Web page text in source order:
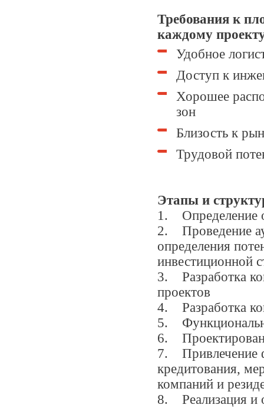
Требования к
каждому
Удобное
Доступ к
Хорошее
зон
Близость к
Трудовой
Этапы и
1. Определение
2. Проведение
определения
3. Разработка
проектов
4. Разработка
5.
6.
7. Привлечение
кредитования,
компаний и
8. Реализация и